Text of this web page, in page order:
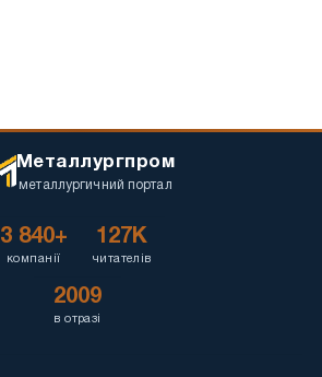
Металлургпром
металлургичний портал
3 840+
компанії
127K
читателів
2009
в отразі